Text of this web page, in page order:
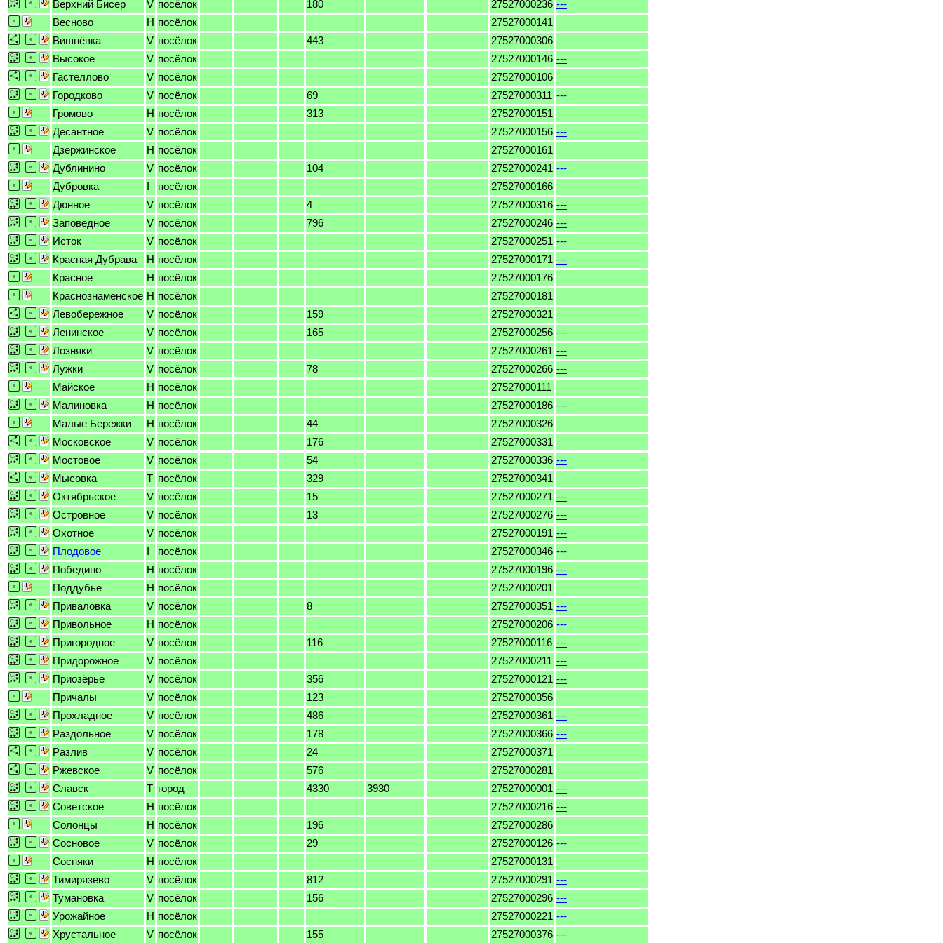
Верхний Бисер V посёлок 180 27527000236 ---
Весново
H посёлок
27527000141
Вишнёвка
V посёлок 443
27527000306
Высокое
V посёлок 27527000146 ---
Гастеллово
V посёлок
27527000106
Городково
V посёлок 69 27527000311 ---
Громово
H посёлок 313
27527000151
Десантное
V посёлок 27527000156 ---
Дзержинское
H посёлок
27527000161
Дублинино
V посёлок 104 27527000241 ---
Дубровка
I посёлок
27527000166
Дюнное
V посёлок 4 27527000316 ---
Заповедное
V посёлок 796 27527000246 ---
Исток
V посёлок 27527000251 ---
Красная Дубрава
H посёлок 27527000171 ---
Красное
H посёлок
27527000176
Краснознаменское H посёлок
27527000181
Левобережное
V посёлок 159
27527000321
Ленинское
V посёлок 165 27527000256 ---
Лозняки
V посёлок 27527000261 ---
Лужки
V посёлок 78 27527000266 ---
Майское
H посёлок
27527000111
Малиновка
H посёлок 27527000186 ---
Малые Бережки
H посёлок 44
27527000326
Московское
V посёлок 176
27527000331
Мостовое
V посёлок 54 27527000336 ---
Мысовка
T посёлок 329
27527000341
Октябрьское
V посёлок 15 27527000271 ---
Островное
V посёлок 13 27527000276 ---
Охотное
V посёлок 27527000191 ---
Плодовое
I посёлок 27527000346 ---
Победино
H посёлок 27527000196 ---
Поддубье
H посёлок
27527000201
Приваловка
V посёлок 8 27527000351 ---
Привольное
H посёлок 27527000206 ---
Пригородное
V посёлок 116 27527000116 ---
Придорожное
V посёлок 27527000211 ---
Приозёрье
V посёлок 356 27527000121 ---
Причалы
V посёлок 123
27527000356
Прохладное
V посёлок 486 27527000361 ---
Раздольное
V посёлок 178 27527000366 ---
Разлив
V посёлок 24
27527000371
Ржевское
V посёлок 576
27527000281
Славск
T город 4330 3930 27527000001 ---
Советское
H посёлок 27527000216 ---
Солонцы
H посёлок 196
27527000286
Сосновое
V посёлок 29 27527000126 ---
Сосняки
H посёлок
27527000131
Тимирязево
V посёлок 812 27527000291 ---
Тумановка
V посёлок 156 27527000296 ---
Урожайное
H посёлок 27527000221 ---
Хрустальное
V посёлок 155 27527000376 ---